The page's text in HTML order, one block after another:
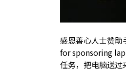
感恩善心人士赞
for sponsoring
任务，把电脑送过